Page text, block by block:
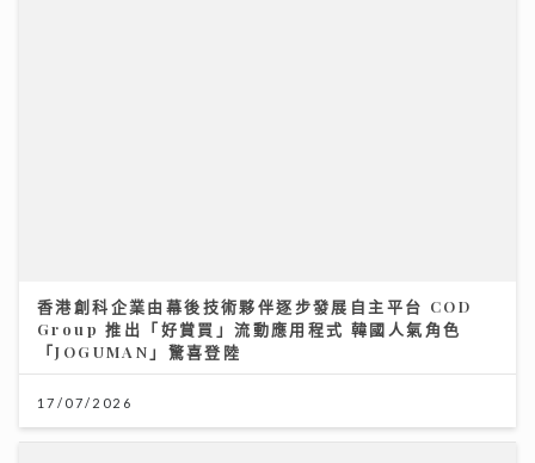
香港創科企業由幕後技術夥伴逐步發展自主平台 COD
Group 推出「好賞買」流動應用程式 韓國人氣角色
「JOGUMAN」驚喜登陸
17/07/2026